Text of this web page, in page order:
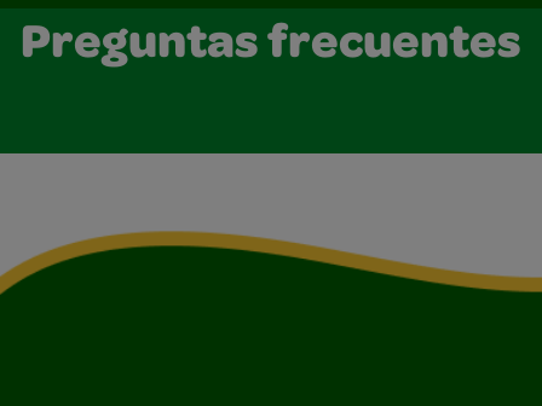
Preguntas frecuentes